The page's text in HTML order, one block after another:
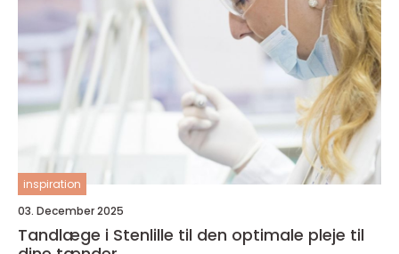
inspiration
03. December 2025
Tandlæge i Stenlille til den optimale pleje til